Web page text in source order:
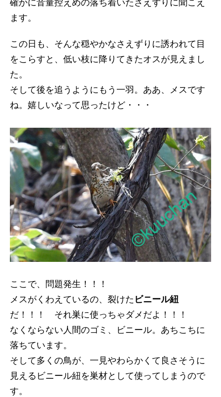
確かに音量控えめの落ち着いたさえずりに聞こえ
ます。
この日も、そんな穏やかなさえずりに誘われて目
をこらすと、低い枝に降りてきたオスが見えまし
た。
そして後を追うようにもう一羽。ああ、メスです
ね。嬉しいなって思ったけど・・・
ここで、問題発生！！！
メスがくわえているの、裂けた ビニール紐
だ！！！ それ巣に使っちゃダメだよ！！！
なくならない人間のゴミ、ビニール。あちこちに
落ちています。
そして多くの鳥が、一見やわらかくて良さそうに
見えるビニール紐を巣材として使ってしまうので
す。